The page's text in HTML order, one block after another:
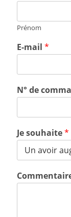
Prénom
E-mail*
N° de
Je souhaite*